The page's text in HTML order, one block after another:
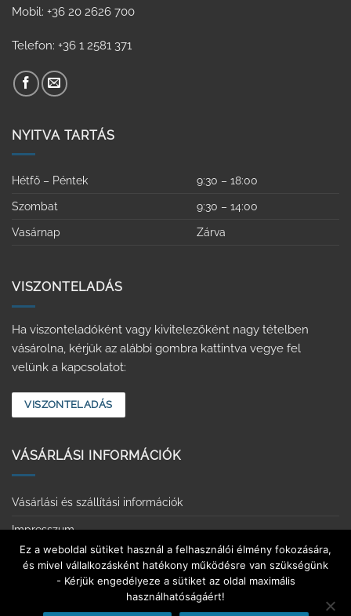
Mobil: +36 20 2626 700
Telefon: +36 1 2581 371
NYITVA TARTÁS
Hétfő – Péntek
9:30 – 18:00
Szombat
9:30 – 14:00
Vasárnap
Zárva
VISZONTELADÁS
Ha viszonteladóként vagy kivitelezőként nagy tételben
vásárolna, kérjük az alábbi gombra kattintva vegye fel
velünk a kapcsolatot:
VISZONTELADÁS
VÁSÁRLÁSI INFORMÁCIÓK
Vásárlási és szállítási információk
Impresszum
Adatvédelmi tájékoztató
Érintkezésmentes vásárlás
Elállás a szerződéstől
Ez a weboldal sütiket használ a felhasználói élmény fokozására,
és mivel vállalkozásként hatékony működésre van szükségünk
- Kérjük engedélyeze a sütiket az oldal maximális
használhatóságáért!